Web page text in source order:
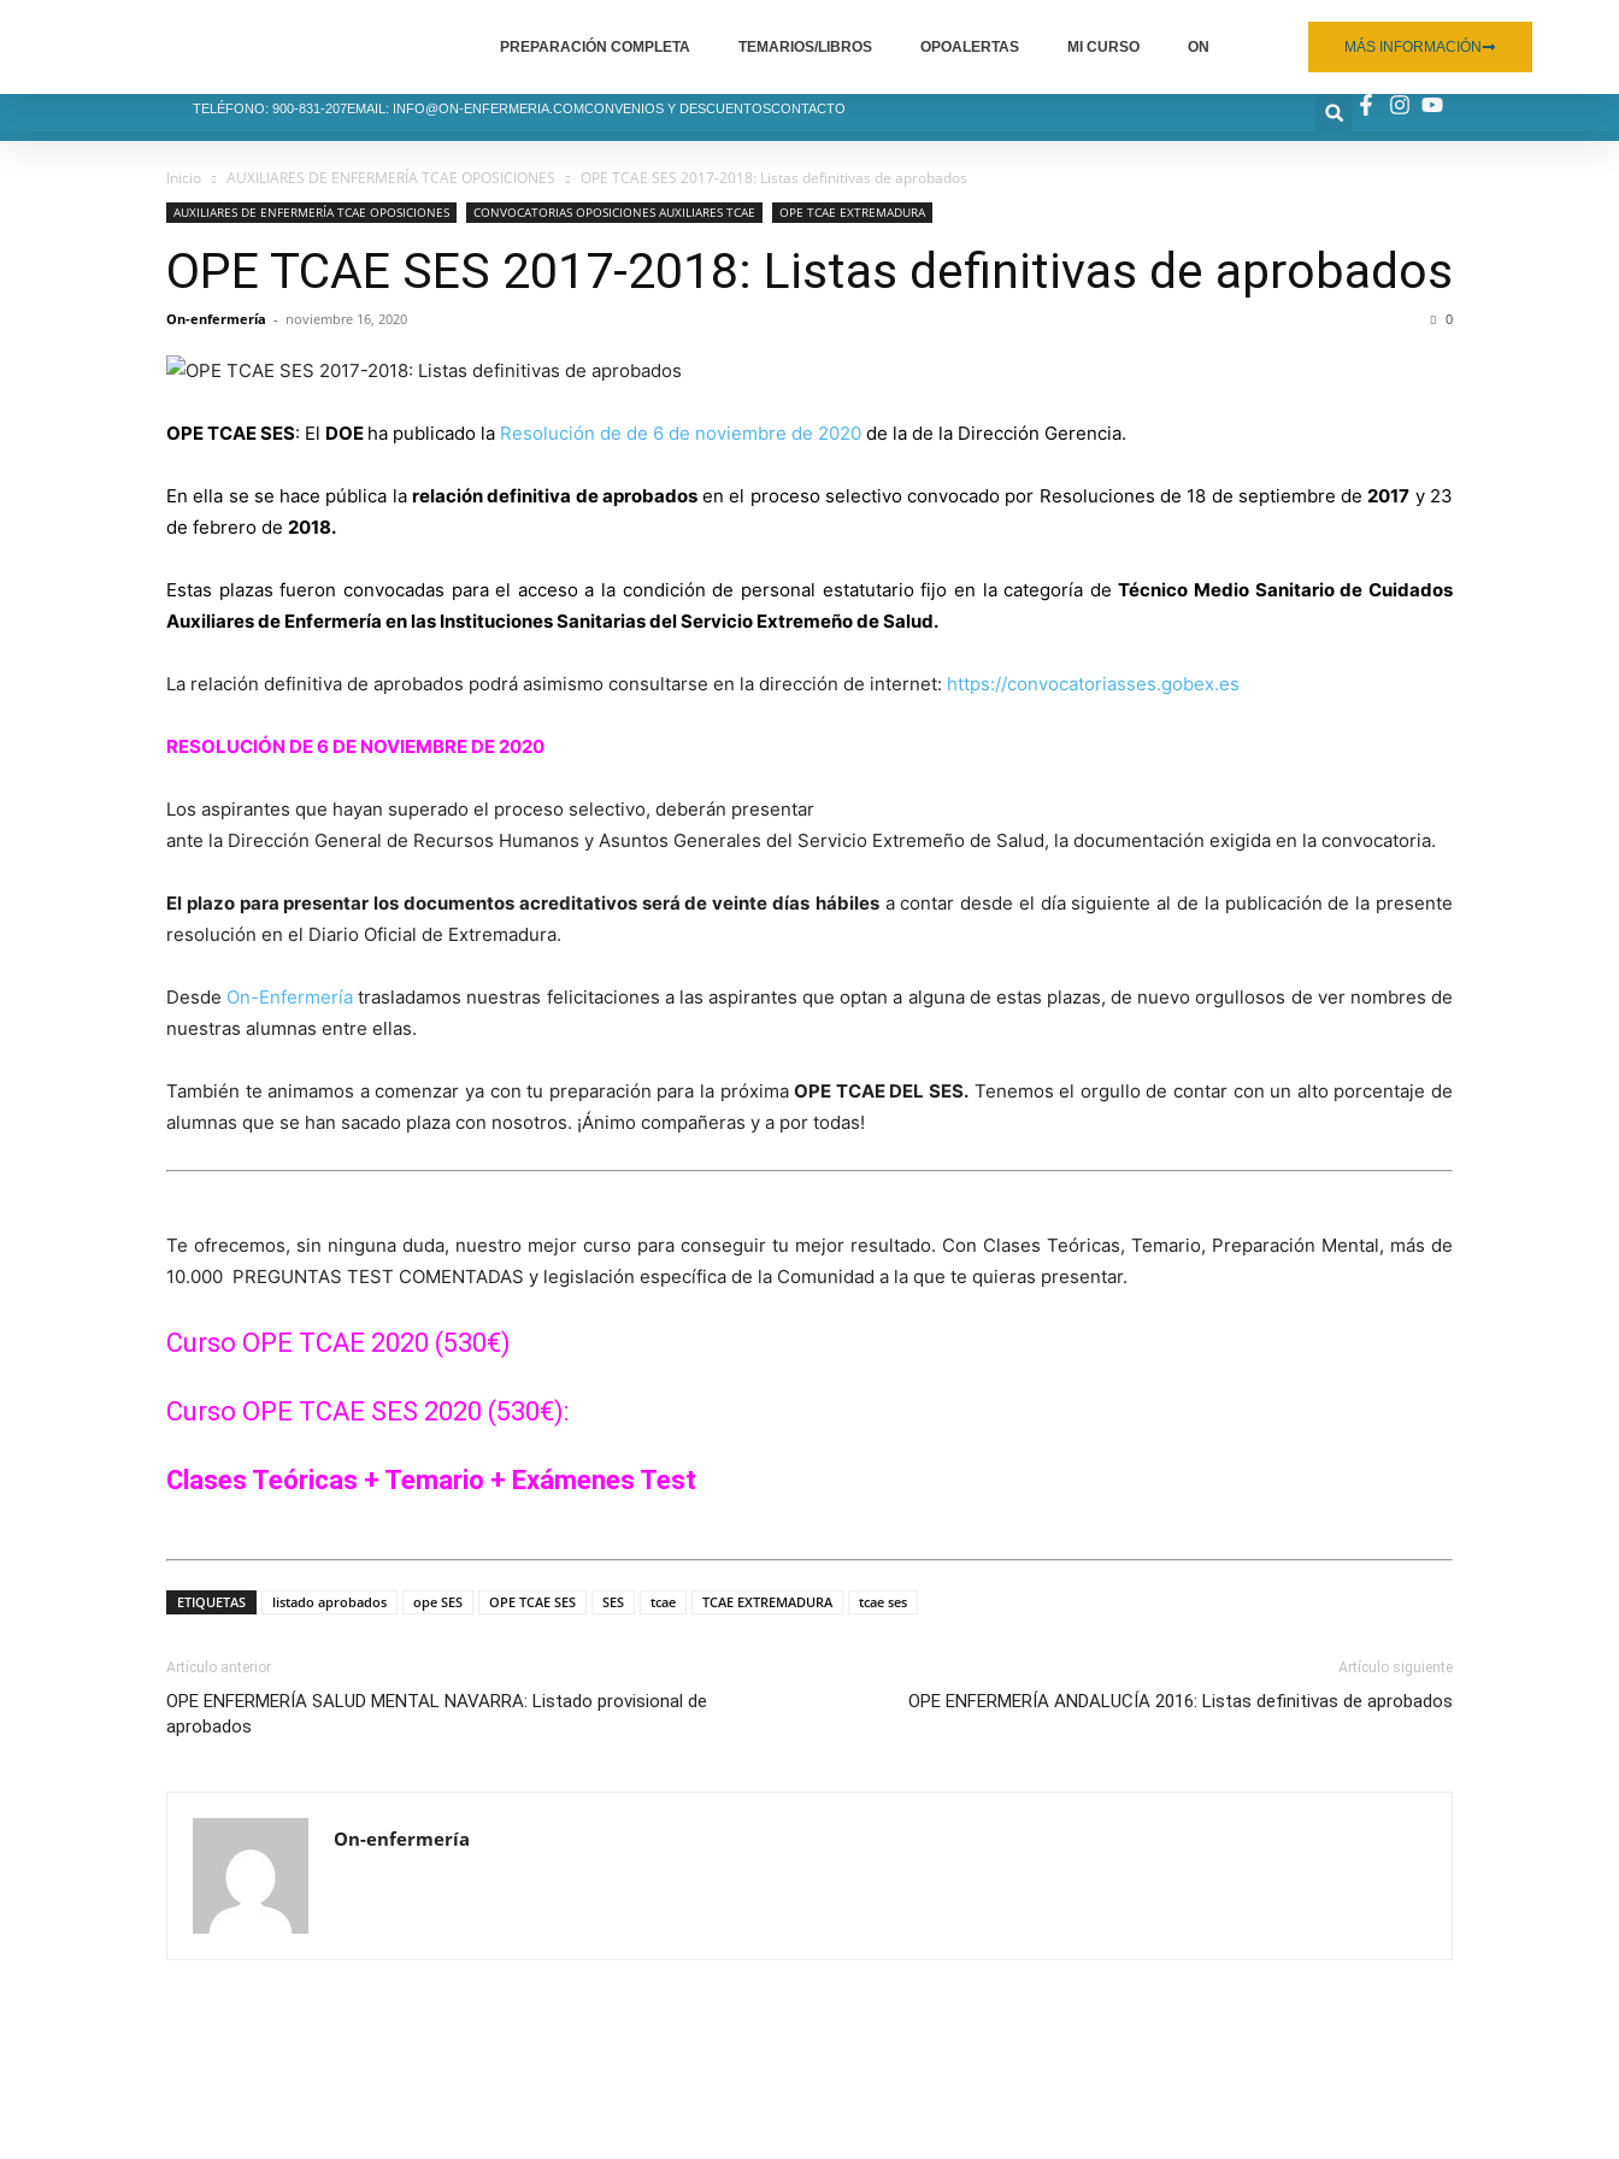
PREPARACIÓN COMPLETA TEMARIOS/LIBROS OPOALERTAS MI CURSO ON MÁS INFORMACIÓN
TELÉFONO: 900-831-207EMAIL: INFO@ON-ENFERMERIA.COMCONVENIOS Y DESCUENTOSCONTACTO
Inicio AUXILIARES DE ENFERMERÍA TCAE OPOSICIONES OPE TCAE SES 2017-2018: Listas definitivas de aprobados
AUXILIARES DE ENFERMERÍA TCAE OPOSICIONES CONVOCATORIAS OPOSICIONES AUXILIARES TCAE OPE TCAE EXTREMADURA
OPE TCAE SES 2017-2018: Listas definitivas de aprobados
On-enfermería - noviembre 16, 2020 0
OPE TCAE SES: El DOE ha publicado la Resolución de de 6 de noviembre de 2020 de la de la Dirección Gerencia.
En ella se se hace pública la relación definitiva de aprobadosen el proceso selectivo convocado por Resoluciones de 18 de septiembre de2017 y 23
de febrero de 2018.
Estas plazas fueron convocadas para el acceso a la condición de personal estatutario fijo en la categoría deTécnico Medio Sanitario de Cuidados
Auxiliares de Enfermería en las Instituciones Sanitarias del Servicio Extremeño de Salud.
La relación definitiva de aprobados podrá asimismo consultarse en la dirección de internet: https://convocatoriasses.gobex.es
RESOLUCIÓN DE 6 DE NOVIEMBRE DE 2020
Los aspirantes que hayan superado el proceso selectivo, deberán presentar
ante la Dirección General de Recursos Humanos y Asuntos Generales del Servicio Extremeño de Salud, la documentación exigida en la convocatoria.
El plazo para presentar los documentos acreditativos será de veinte días hábilesa contar desde el día siguiente al de la publicación de la presente
resolución en el Diario Oficial de Extremadura.
Desde On-Enfermería trasladamos nuestras felicitaciones a las aspirantes que optan a alguna de estas plazas, de nuevo orgullosos de ver nombres de
nuestras alumnas entre ellas.
También te animamos a comenzar ya con tu preparación para la próximaOPE TCAE DEL SES. Tenemos el orgullo de contar con un alto porcentaje de
alumnas que se han sacado plaza con nosotros. ¡Ánimo compañeras y a por todas!
Te ofrecemos, sin ninguna duda, nuestro mejor curso para conseguir tu mejor resultado. Con Clases Teóricas, Temario, Preparación Mental, más de
10.000 PREGUNTAS TEST COMENTADAS y legislación específica de la Comunidad a la que te quieras presentar.
Curso OPE TCAE 2020 (530€)
Curso OPE TCAE SES 2020 (530€):
Clases Teóricas + Temario + Exámenes Test
ETIQUETAS listado aprobados ope SES OPE TCAE SES SES tcae TCAE EXTREMADURA tcae ses
Artículo anterior
OPE ENFERMERÍA SALUD MENTAL NAVARRA: Listado provisional de
aprobados
Artículo siguiente
OPE ENFERMERÍA ANDALUCÍA 2016: Listas definitivas de aprobados
On-enfermería